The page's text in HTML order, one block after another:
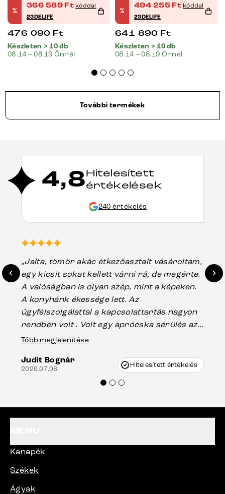
%
366 589Ft kóddal
23DELIFE
476 090 Ft
Készleten > 10 db
08.14 – 08.19 Önnél
%
494 255Ft kóddal
23DELIFE
641 890 Ft
Készleten > 10 db
08.14 – 08.19 Önnél
További termékek
4,8Hitelesített
értékelések
240 értékelés
„Jalta, tömör akác étkezőasztalt vásároltam,
egy kicsit sokat kellett várni rá, de megérte.
A valóságban is olyan szép, mint a képeken.
A konyhánk ékessége lett. Az
ügyfélszolgálattal a kapcsolattartás nagyon
rendben volt . Volt egy aprócska sérülés az
asztal talpánál, ami szállításkor
nagyon korrekten jártak el az ügyemben.
Mindenkinek ajánlani tudom a Delife
Több megjelenítése
Judit Bognár
2026.07.08 Hitelesített értékelés
Kanapék
Székek
Ágyak